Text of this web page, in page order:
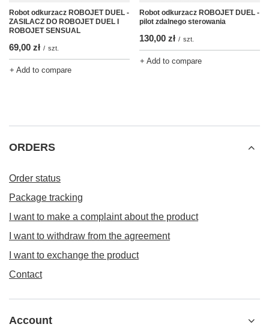
Robot odkurzacz ROBOJET DUEL -
ZASILACZ DO ROBOJET DUEL I
ROBOJET SENSUAL
69,00 zł / szt.
+ Add to compare
Robot odkurzacz ROBOJET DUEL -
pilot zdalnego sterowania
130,00 zł / szt.
+ Add to compare
ORDERS
Order status
Package tracking
I want to make a complaint about the product
I want to withdraw from the agreement
I want to exchange the product
Contact
Account